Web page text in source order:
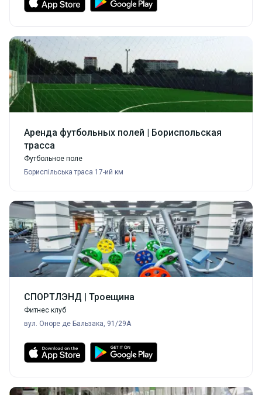
Аренда футбольных полей | Бориспольская
трасса
Футбольное поле
Бориспільська траса 17-ий км
СПОРТЛЭНД | Троещина
Фитнес клуб
вул. Оноре де Бальзака, 91/29А